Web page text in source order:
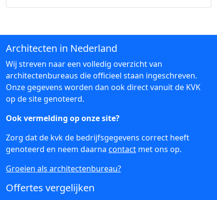
Architecten in Nederland
Wij streven naar een volledig overzicht van
architectenbureaus die officieel staan ingeschreven.
Onze gegevens worden dan ook direct vanuit de KVK
op de site genoteerd.
Ook vermelding op onze site?
Zorg dat de kvk de bedrijfsgegevens correct heeft
genoteerd en neem daarna contact met ons op.
Groeien als architectenbureau?
Offertes vergelijken